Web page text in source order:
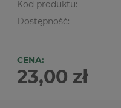
Kod produktu:
Dostępność:
CENA:
23,00 zł